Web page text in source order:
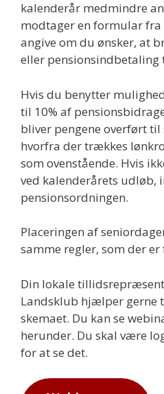
kalenderår medmindre
modtager en formular fra
angive om du ønsker, at
eller
Hvis du benytter
til 10% af
bliver pengene overført
hvorfra der trækkes
som ovenstående. Hvis
ved kalenderårets udløb,
pensionsordningen.
Placeringen af
samme regler, som der
Din lokale
Landsklub hjælper gerne
skemaet. Du kan se
herunder. Du skal være
for at se det.